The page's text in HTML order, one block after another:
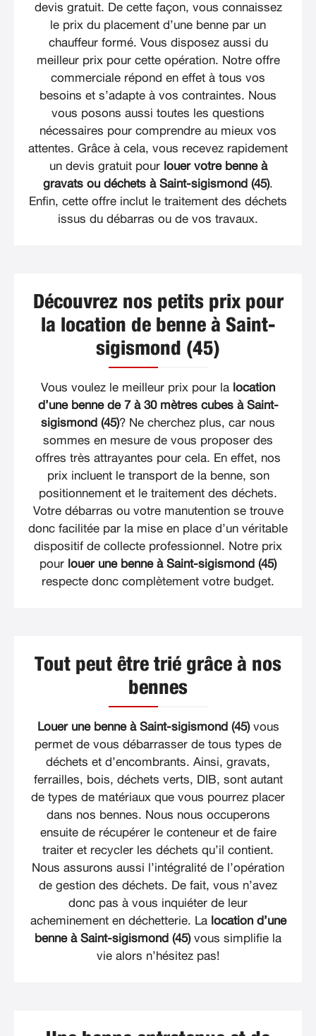
devis gratuit. De cette façon, vous connaissez
le prix du placement d’une benne par un
chauffeur formé. Vous disposez aussi du
meilleur prix pour cette opération. Notre offre
commerciale répond en effet à tous vos
besoins et s’adapte à vos contraintes. Nous
vous posons aussi toutes les questions
nécessaires pour comprendre au mieux vos
attentes. Grâce à cela, vous recevez rapidement
un devis gratuit pour louer votre benne à
gravats ou déchets à Saint-sigismond (45).
Enfin, cette offre inclut le traitement des déchets
issus du débarras ou de vos travaux.
Découvrez nos petits prix pour
la location de benne à Saint-
sigismond (45)
Vous voulez le meilleur prix pour la location
d’une benne de 7 à 30 mètres cubes à Saint-
sigismond (45)? Ne cherchez plus, car nous
sommes en mesure de vous proposer des
offres très attrayantes pour cela. En effet, nos
prix incluent le transport de la benne, son
positionnement et le traitement des déchets.
Votre débarras ou votre manutention se trouve
donc facilitée par la mise en place d’un véritable
dispositif de collecte professionnel. Notre prix
pour louer une benne à Saint-sigismond (45)
respecte donc complètement votre budget.
Tout peut être trié grâce à nos
bennes
Louer une benne à Saint-sigismond (45)vous
permet de vous débarrasser de tous types de
déchets et d’encombrants. Ainsi, gravats,
ferrailles, bois, déchets verts, DIB, sont autant
de types de matériaux que vous pourrez placer
dans nos bennes. Nous nous occuperons
ensuite de récupérer le conteneur et de faire
traiter et recycler les déchets qu’il contient.
Nous assurons aussi l’intégralité de l’opération
de gestion des déchets. De fait, vous n’avez
donc pas à vous inquiéter de leur
acheminement en déchetterie. La location d’une
benne à Saint-sigismond (45)vous simplifie la
vie alors n’hésitez pas!